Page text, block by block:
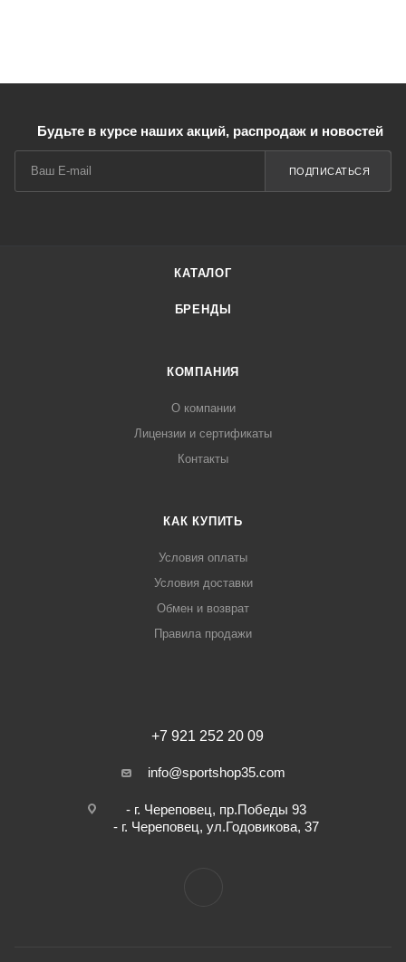
Будьте в курсе наших акций, распродаж и новостей
ПОДПИСАТЬСЯ
КАТАЛОГ
БРЕНДЫ
КОМПАНИЯ
О компании
Лицензии и сертификаты
Контакты
КАК КУПИТЬ
Условия оплаты
Условия доставки
Обмен и возврат
Правила продажи
+7 921 252 20 09
info@sportshop35.com
- г. Череповец, пр.Победы 93
- г. Череповец, ул.Годовикова, 37